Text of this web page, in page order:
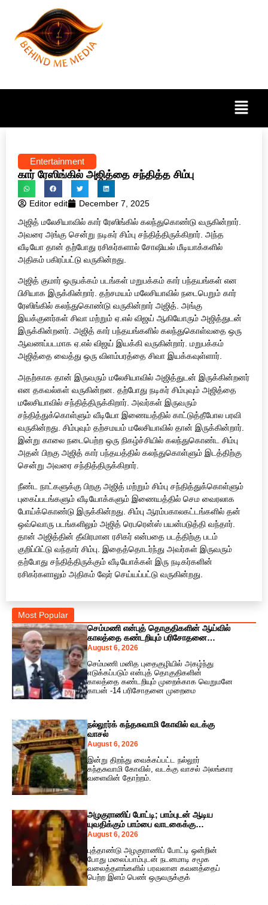
Entertainment
கார் ரேஸிங்கில் அஜித்தை சந்தித்த சிம்பு
Editor edit
December 7, 2025
அஜித் மலேசியாவில் கார் ரேஸிங்கில் கலந்துகொண்டு வருகின்றார்.
அவரை அங்கு சென்று நடிகர் சிம்பு சந்தித்திருக்கிறார். அந்த
வீடியோ தான் தற்போது ரசிகர்களால் சோஷியல் மீடியாக்களில்
அதிகம் பகிரப்பட்டு வருகின்றது.
அஜித் குமார் ஒருபக்கம் படங்கள் மறுபக்கம் கார் பந்தயங்கள் என
பிசியாக இருக்கின்றார். தற்சமயம் மலேசியாவில் நடைபெறும் கார்
ரேஸிங்கில் கலந்துகொண்டு வருகின்றார் அஜித். அங்கு
இயக்குனர்கள் சிவா மற்றும் ஏ.எல் விஜய் ஆகியோரும் அஜித்துடன்
இருக்கின்றனர். அஜித் கார் பந்தயங்களில் கலந்துகொள்வதை ஒரு
ஆவணப்படமாக ஏ.எல் விஜய் இயக்கி வருகின்றார். மறுபக்கம்
அஜித்தை வைத்து ஒரு விளம்பரத்தை சிவா இயக்கவுள்ளார்.
அதற்காக தான் இருவரும் மலேசியாவில் அஜித்துடன் இருக்கின்றனர்
என தகவல்கள் வருகின்றன. தற்போது நடிகர் சிம்புவும் அஜித்தை
மலேசியாவில் சந்தித்திருக்கிறார். அவர்கள் இருவரும்
சந்தித்துக்கொள்ளும் வீடியோ இணையத்தில் காட்டுத்தீபோல பரவி
வருகின்றது. சிம்புவும் தற்சமயம் மலேசியாவில் தான் இருக்கின்றார்.
இன்று காலை நடைபெற்ற ஒரு நிகழ்ச்சியில் கலந்துகொண்ட சிம்பு
அதன் பிறகு அஜித் கார் பந்தயத்தில் கலந்துகொள்ளும் இடத்திற்கு
சென்று அவரை சந்தித்திருக்கிறார்.
நீண்ட நாட்களுக்கு பிறகு அஜித் மற்றும் சிம்பு சந்தித்துக்கொள்ளும்
புகைப்படங்களும் வீடியோக்களும் இணையத்தில் செம வைரலாக
போய்க்கொண்டு இருக்கின்றது. சிம்பு ஆரம்பகாலகட்டங்களில் தன்
ஒவ்வொரு படங்களிலும் அஜித் ரெபரென்ஸ் பயன்படுத்தி வந்தார்.
தான் அஜித்தின் தீவிரமான ரசிகர் என்பதை படத்திற்கு படம்
குறிப்பிட்டு வந்தார் சிம்பு. இதைத்தொடர்ந்து அவர்கள் இருவரும்
தற்போது சந்தித்திருக்கும் வீடியோக்கள் இரு நடிகர்களின்
ரசிகர்களாலும் அதிகம் ஷேர் செய்யப்பட்டு வருகின்றது.
Most Popular
செம்மணி என்புத் தொகுதிகளின் ஆய்வில்
காலத்தை கண்டறியும் பரிசோதனை
அவசியம்!
August 6, 2026
செம்மணி மனித புதைகுழியில் அகழ்ந்து
எடுக்கப்படும் என்புத் தொகுதிகளின்
காலத்தை கண்டறியும் முறைக்காக வெறுமனே
காபன் -14 பரிசோதனை முறைமை
நல்லூர்க் கந்தசுவாமி கோவில் வடக்கு
வாசல்
August 6, 2026
இன்று திறந்து வைக்கப்பட்ட நல்லூர்
கந்தசுவாமி கோவில், வடக்கு வாசல் அலங்கார
வளைவின் தோற்றம்.
அழகுராணிப் போட்டி; பாம்புடன் ஆடிய
யுவதிக்கும் பாம்பை வாடகைக்கு
விட்டவருக்கும் அபராதம்
August 6, 2026
புத்தாண்டு அழகுராணிப் போட்டி ஒன்றின்
போது மலைப்பாம்புடன் நடனமாடி சமூக
வலைத்தளங்களில் பரவலான கவனத்தைப்
பெற்ற இளம் பெண் ஒருவருக்குக்